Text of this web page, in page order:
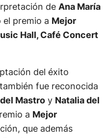
de Ana María
premio a Mejor
Hall, Café Concert
del éxito
fue reconocida
Mastroy Natalia del
a Mejor
que además